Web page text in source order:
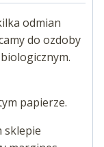
odmian
do ozdoby
papierze.
sklepie